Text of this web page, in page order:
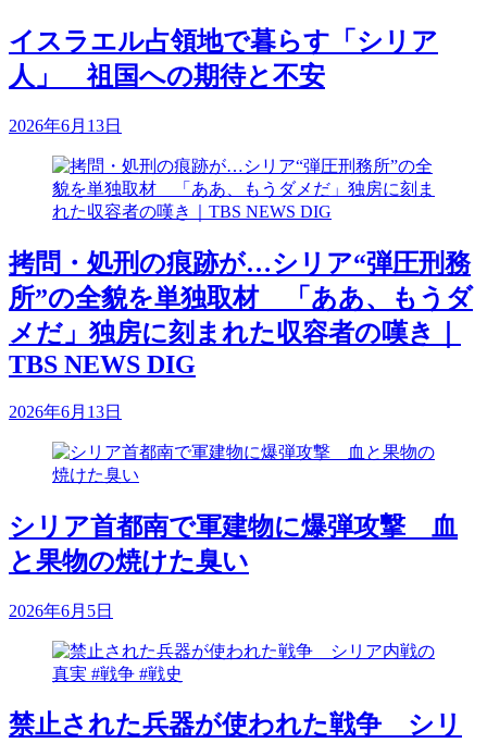
イスラエル占領地で暮らす「シリア
人」 祖国への期待と不安
2026年6月13日
拷問・処刑の痕跡が…シリア“弾圧刑務
所”の全貌を単独取材 「ああ、もうダ
メだ」独房に刻まれた収容者の嘆き｜
TBS NEWS DIG
2026年6月13日
シリア首都南で軍建物に爆弾攻撃 血
と果物の焼けた臭い
2026年6月5日
禁止された兵器が使われた戦争 シリ